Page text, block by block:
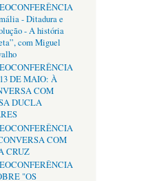
- Ditadura e
- A história
com Miguel
DE MAIO: À
COM
DUCLA
COM
CRUZ
"OS